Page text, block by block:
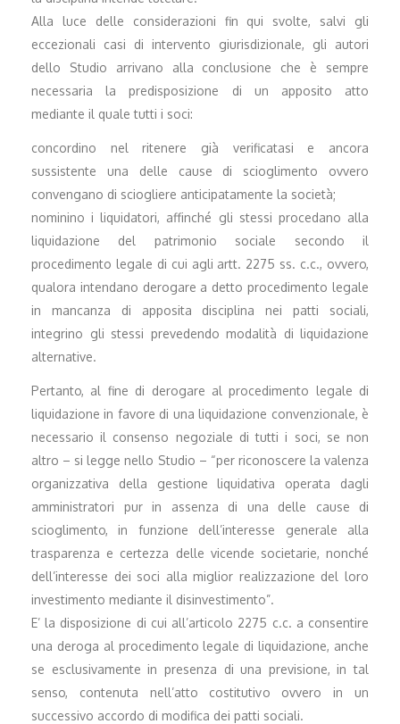
Alla luce delle considerazioni fin qui svolte, salvi gli
eccezionali casi di intervento giurisdizionale, gli autori
dello Studio arrivano alla conclusione che è sempre
necessaria la predisposizione di un apposito atto
mediante il quale tutti i soci:
concordino nel ritenere già verificatasi e ancora
sussistente una delle cause di scioglimento ovvero
convengano di sciogliere anticipatamente la società;
nominino i liquidatori, affinché gli stessi procedano alla
liquidazione del patrimonio sociale secondo il
procedimento legale di cui agli artt. 2275 ss. c.c., ovvero,
qualora intendano derogare a detto procedimento legale
in mancanza di apposita disciplina nei patti sociali,
integrino gli stessi prevedendo modalità di liquidazione
alternative.
Pertanto, al fine di derogare al procedimento legale di
liquidazione in favore di una liquidazione convenzionale, è
necessario il consenso negoziale di tutti i soci, se non
altro – si legge nello Studio – “per riconoscere la valenza
organizzativa della gestione liquidativa operata dagli
amministratori pur in assenza di una delle cause di
scioglimento, in funzione dell’interesse generale alla
trasparenza e certezza delle vicende societarie, nonché
dell’interesse dei soci alla miglior realizzazione del loro
investimento mediante il disinvestimento”.
E’ la disposizione di cui all’articolo 2275 c.c. a consentire
una deroga al procedimento legale di liquidazione, anche
se esclusivamente in presenza di una previsione, in tal
senso, contenuta nell’atto costitutivo ovvero in un
successivo accordo di modifica dei patti sociali.